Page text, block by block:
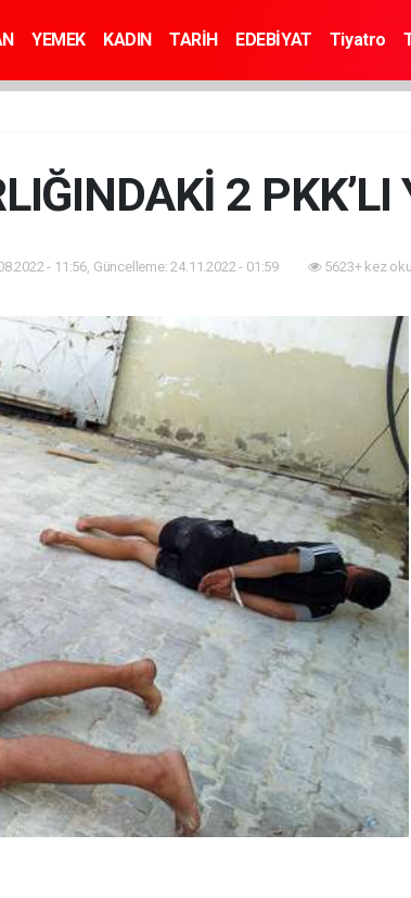
YEMEK KADIN TARİH EDEBİYAT Tiyatro
2 PKK’LI
- 11:56, Güncelleme: 24.11.2022 - 01:59 5623+ kez